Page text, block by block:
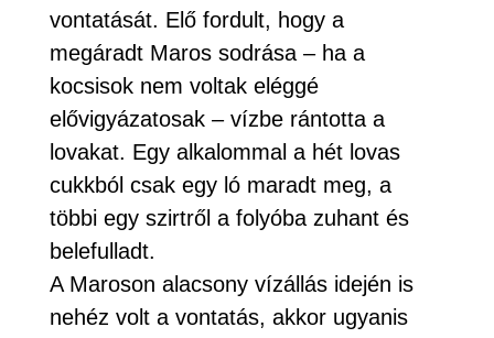
vontatását. Elő fordult, hogy a
megáradt Maros sodrása – ha a
kocsisok nem voltak eléggé
elővigyázatosak – vízbe rántotta a
lovakat. Egy alkalommal a hét lovas
cukkból csak egy ló maradt meg, a
többi egy szirtről a folyóba zuhant és
belefulladt.
A Maroson alacsony vízállás idején is
nehéz volt a vontatás, akkor ugyanis